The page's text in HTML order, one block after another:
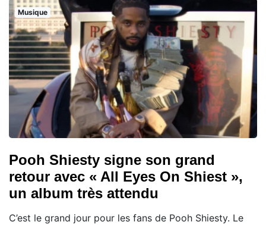
Musique
Pooh Shiesty signe son grand
retour avec « All Eyes On Shiest »,
un album très attendu
C’est le grand jour pour les fans de Pooh Shiesty. Le